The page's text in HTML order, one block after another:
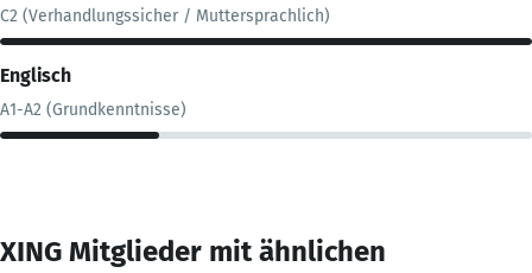
C2 (Verhandlungssicher / Muttersprachlich)
Englisch
A1-A2 (Grundkenntnisse)
XING Mitglieder mit ähnlichen